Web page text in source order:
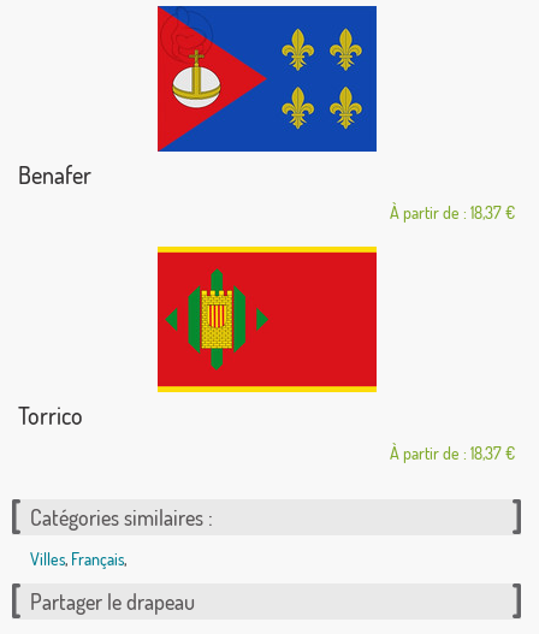
Benafer
À partir de : 18,37 €
Torrico
À partir de : 18,37 €
Catégories similaires :
Villes, Français,
Partager le drapeau